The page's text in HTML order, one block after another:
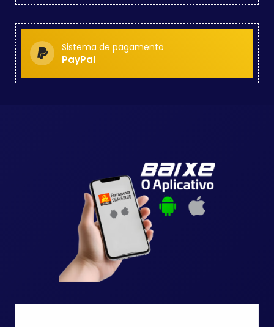
Sistema de pagamento
PayPal